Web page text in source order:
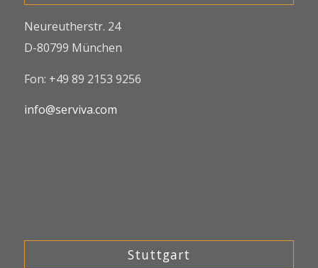
Neureutherstr. 24
D-80799 München
Fon: +49 89 2153 9256
info@serviva.com
Stuttgart